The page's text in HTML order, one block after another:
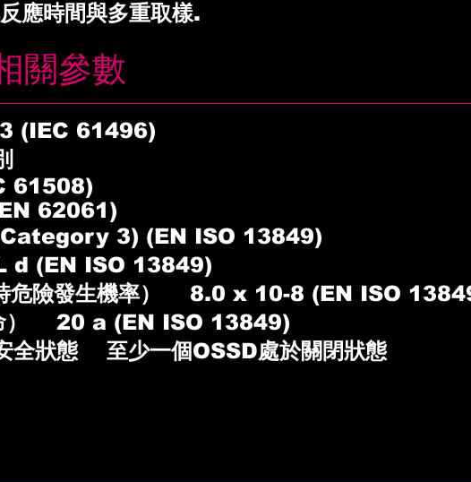
應時間與多重取樣.
關參數
(IEC 61496)
62061)
3) (EN ISO 13849)
d (EN ISO 13849)
危險發生機率） 8.0 x 10-8 (EN ISO
） 20 a (EN ISO 13849)
全狀態 至少一個OSSD處於關閉狀態